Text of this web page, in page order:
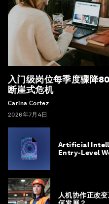
入门级岗位每季度骤降
断崖式危机
Carina Cortez
2026年7月4日
Artificial
Entry-Level
人机协作正改